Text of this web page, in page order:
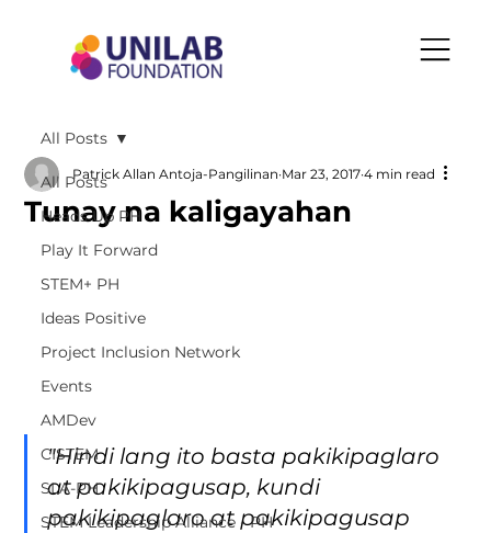
All Posts
Heads Up PH
Play It Forward
STEM+ PH
Ideas Positive
Project Inclusion Network
Events
AMDev
CISTEM
SLA-PH
STEM Leadership Alliance - PH
All Posts
Tunay na kaligayahan
Patrick Allan Antoja-Pangilinan Mar 23, 2017 4 min read
"Hindi lang ito basta pakikipaglaro
at pakikipagusap, kundi
pakikipaglaro at pakikipagusap